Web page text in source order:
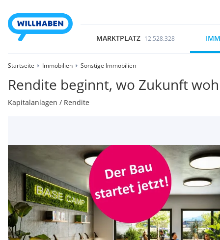
MARKTPLATZ 12.528.328
Startseite Immobilien Sonstige Immobilien
Rendite beginnt, wo Zukunft
Kapitalanlagen / Rendite